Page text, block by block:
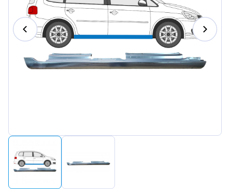
Magyar
Lietuvių
Hrvatski
Português
Slovenian